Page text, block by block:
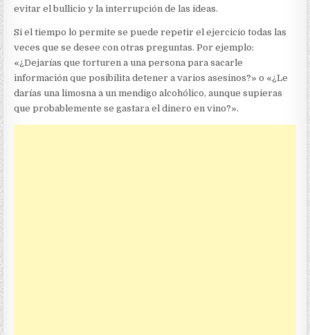
evitar el bullicio y la interrupción de las ideas.
Si el tiempo lo permite se puede repetir el ejercicio todas las
veces que se desee con otras preguntas. Por ejemplo:
«¿Dejarías que torturen a una persona para sacarle
información que posibilita detener a varios asesinos?» o «¿Le
darías una limosna a un mendigo alcohólico, aunque supieras
que probablemente se gastara el dinero en vino?».